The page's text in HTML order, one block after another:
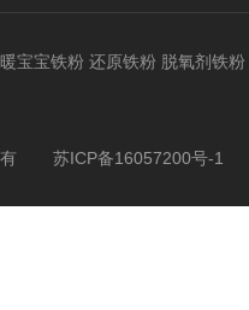
暖宝宝铁粉 还原铁粉 脱氧剂铁粉
有 苏ICP备16057200号-1